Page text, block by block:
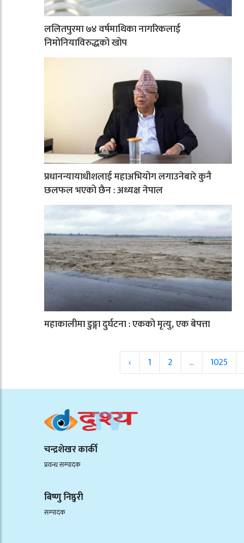
ललितपुरमा ७४ वर्षमाथिका नागरिकलाई
निमोनियाविरुद्धको खोप
प्रधानन्यायाधीशलाई महाअभियोग लगाउनेबारे कुनै
छलफल भएको छैन : अध्यक्ष नेपाल
महाकालीमा डुङ्गा दुर्घटना : एकको मृत्यु, एक बेपत्ता
‹ 1 2 ... 1025
चन्द्रशेखर कार्की
प्रवन्ध सम्पादक
बिष्णु निष्ठुरी
सम्पादक